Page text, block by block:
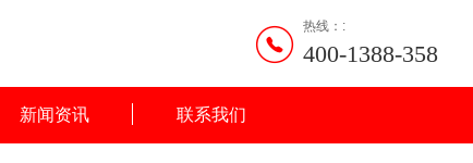
热线：:
400-1388-358
新闻资讯 联系我们